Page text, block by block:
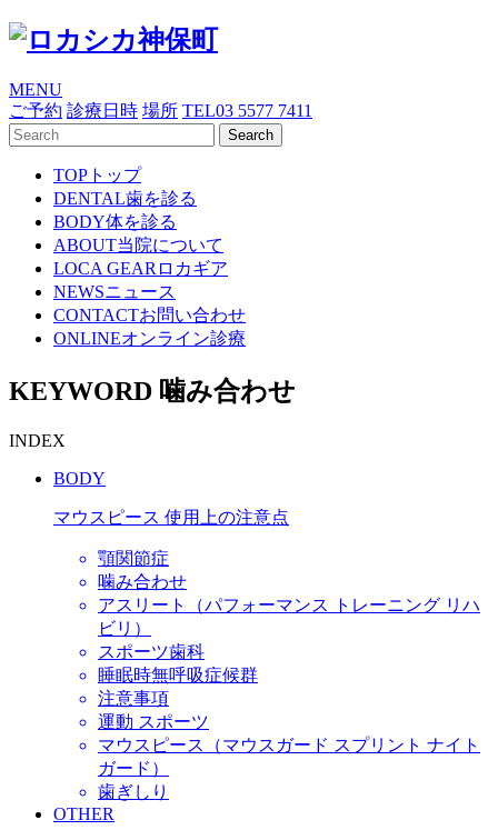
MENU
ご予約 診療日時 場所 TEL03 5577 7411
TOP トップ
DENTAL歯を診る
BODY体を診る
ABOUT当院について
LOCA GEAR ロカギア
NEWSニュース
CONTACTお問い合わせ
ONLINEオンライン診療
KEYWORD 噛み合わせ
INDEX
BODY
マウスピース 使用上の注意点
顎関節症
噛み合わせ
アスリート（パフォーマンス トレーニング リハ
ビリ）
スポーツ歯科
睡眠時無呼吸症候群
注意事項
運動 スポーツ
マウスピース（マウスガード スプリント ナイト
ガード）
歯ぎしり
OTHER